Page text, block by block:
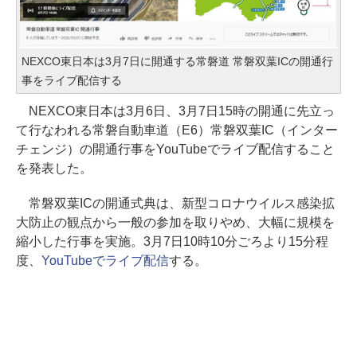
NEXCO東日本は3月7日に開通する常磐道 常磐双葉ICの開通行
事をライブ配信する
NEXCO東日本は3月6日、3月7日15時の開通に先立っ
て行なわれる常磐自動車道（E6）常磐双葉IC（インター
チェンジ）の開通行事をYouTubeでライブ配信すること
を発表した。
常磐双葉ICの開通式典は、新型コロナウイルス感染拡
大防止の観点から一般の参加を取りやめ、大幅に規模を
縮小した行事を実施。3月7日10時10分ごろより15分程
度、 YouTubeでライブ配信する。